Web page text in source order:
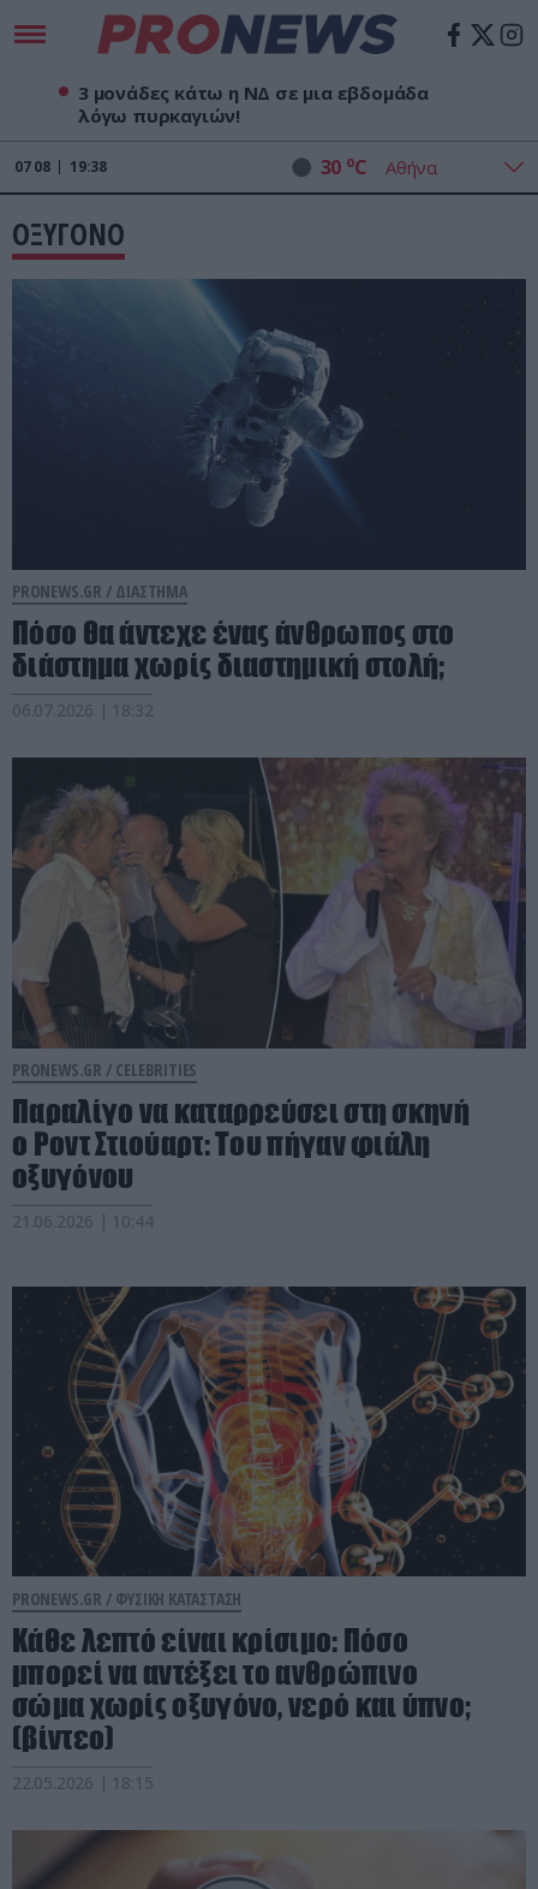
3 μονάδες κάτω η ΝΔ σε μια εβδομάδα
λόγω πυρκαγιών!
07 08 19:38 30 oC
ΟΞΥΓΟΝΟ
PRONEWS.GR / ΔΙΑΣΤΗΜΑ
Πόσο θα άντεχε ένας άνθρωπος στο
διάστημα χωρίς διαστημική στολή;
06.07.2026 | 18:32
PRONEWS.GR / CELEBRITIES
Παραλίγο να καταρρεύσει στη σκηνή
ο Ροντ Στιούαρτ: Του πήγαν φιάλη
οξυγόνου
21.06.2026 | 10:44
PRONEWS.GR / ΦΥΣΙΚΗ ΚΑΤΑΣΤΑΣΗ
Κάθε λεπτό είναι κρίσιμο: Πόσο
μπορεί να αντέξει το ανθρώπινο
σώμα χωρίς οξυγόνο, νερό και ύπνο;
(βίντεο)
22.05.2026 | 18:15